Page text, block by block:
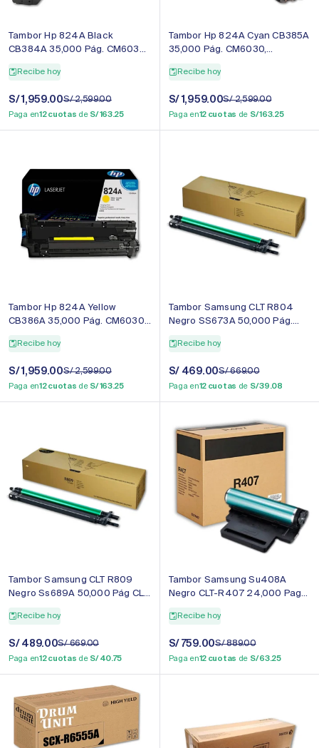
Tambor Hp 824A Black
CB384A 35,000 Pág. CM6030,
Recibe hoy
Precio
de
venta
S/ 1,959.00
Precio
regular
S/ 2,599.00
Paga en12 cuotas de S/ 163.25
Tambor Hp 824A Cyan CB385A
35,000 Pág. CM6030,
Recibe hoy
Precio
de
venta
S/ 1,959.00
Precio
regular
S/ 2,599.00
Paga en12 cuotas de S/ 163.25
Tambor Hp 824A Yellow
CB386A 35,000 Pág. CM6030,
Recibe hoy
Precio
de
venta
S/ 1,959.00
Precio
regular
S/ 2,599.00
Paga en12 cuotas de S/ 163.25
Tambor Samsung CLT R804
Negro SS673A 50,000 Pág.
Recibe hoy
Precio
de
venta
S/ 469.00
Precio
regular
S/ 669.00
Paga en12 cuotas de S/ 39.08
Tambor Samsung CLT R809
Negro Ss689A 50,000 Pág CLX
Recibe hoy
Precio
de
venta
S/ 489.00
Precio
regular
S/ 669.00
Paga en12 cuotas de S/ 40.75
Tambor Samsung Su408A
Negro CLT-R407 24,000 Pag
Recibe hoy
Precio
de
venta
S/ 759.00
Precio
regular
S/ 889.00
Paga en12 cuotas de S/ 63.25